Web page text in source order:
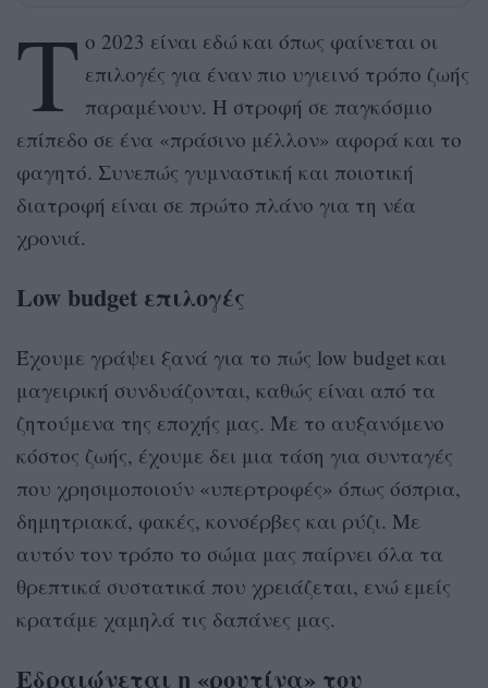
Τ ο 2023 είναι εδώ και όπως φαίνεται οι
επιλογές για έναν πιο υγιεινό τρόπο ζωής
παραμένουν. Η στροφή σε παγκόσμιο
επίπεδο σε ένα «πράσινο μέλλον» αφορά και το
φαγητό. Συνεπώς γυμναστική και ποιοτική
διατροφή είναι σε πρώτο πλάνο για τη νέα
χρονιά.
Low budget επιλογές
Έχουμε γράψει ξανά για το πώς low budget και
μαγειρική συνδυάζονται, καθώς είναι από τα
ζητούμενα της εποχής μας. Με το αυξανόμενο
κόστος ζωής, έχουμε δει μια τάση για συνταγές
που χρησιμοποιούν «υπερτροφές» όπως όσπρια,
δημητριακά, φακές, κονσέρβες και ρύζι. Με
αυτόν τον τρόπο το σώμα μας παίρνει όλα τα
θρεπτικά συστατικά που χρειάζεται, ενώ εμείς
κρατάμε χαμηλά τις δαπάνες μας.
Εδραιώνεται η «ρουτίνα» του